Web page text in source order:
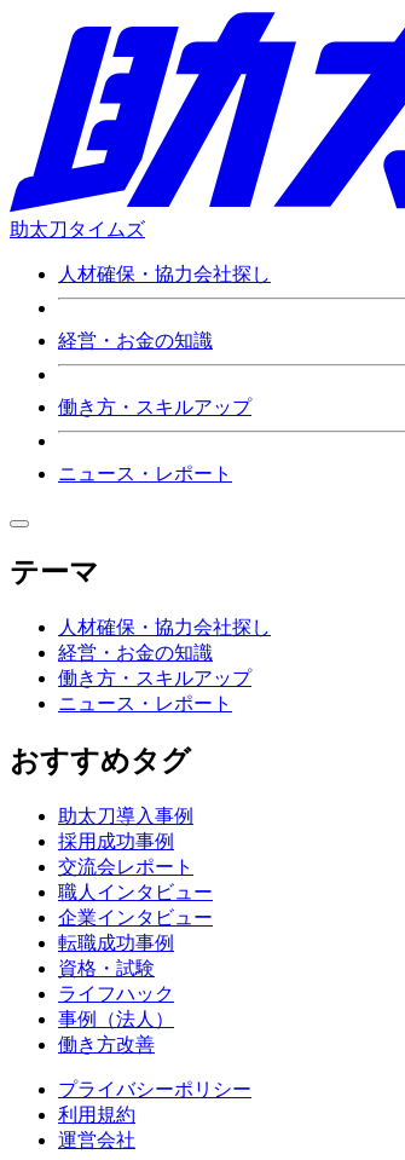
助太刀タイムズ
人材確保・協力会社探し
経営・お金の知識
働き方・スキルアップ
ニュース・レポート
テーマ
人材確保・協力会社探し
経営・お金の知識
働き方・スキルアップ
ニュース・レポート
おすすめタグ
助太刀導入事例
採用成功事例
交流会レポート
職人インタビュー
企業インタビュー
転職成功事例
資格・試験
ライフハック
事例（法人）
働き方改善
プライバシーポリシー
利用規約
運営会社